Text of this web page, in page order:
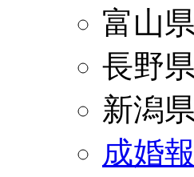
富山県
長野県
新潟県
成婚